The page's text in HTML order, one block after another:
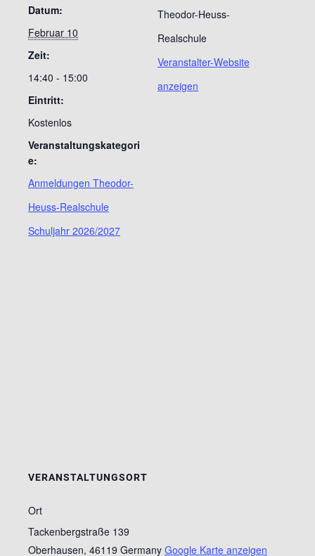
Datum:
Februar 10
Zeit:
14:40 - 15:00
Eintritt:
Kostenlos
Veranstaltungskategori
e:
Anmeldungen Theodor-
Heuss-Realschule
Schuljahr 2026/2027
Theodor-Heuss-
Realschule
Veranstalter-Website
anzeigen
VERANSTALTUNGSORT
Ort
Tackenbergstraße 139
Oberhausen, 46119 Germany Google Karte anzeigen